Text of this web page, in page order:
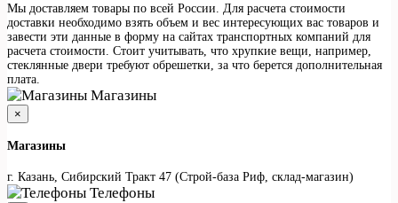
Мы доставляем товары по всей России. Для расчета стоимости
доставки необходимо взять объем и вес интересующих вас товаров и
завести эти данные в форму на сайтах транспортных компаний для
расчета стоимости. Стоит учитывать, что хрупкие вещи, например,
стеклянные двери требуют обрешетки, за что берется дополнительная
плата.
Магазины
×
Магазины
г. Казань, Сибирский Тракт 47 (Строй-база Риф, склад-магазин)
Телефоны